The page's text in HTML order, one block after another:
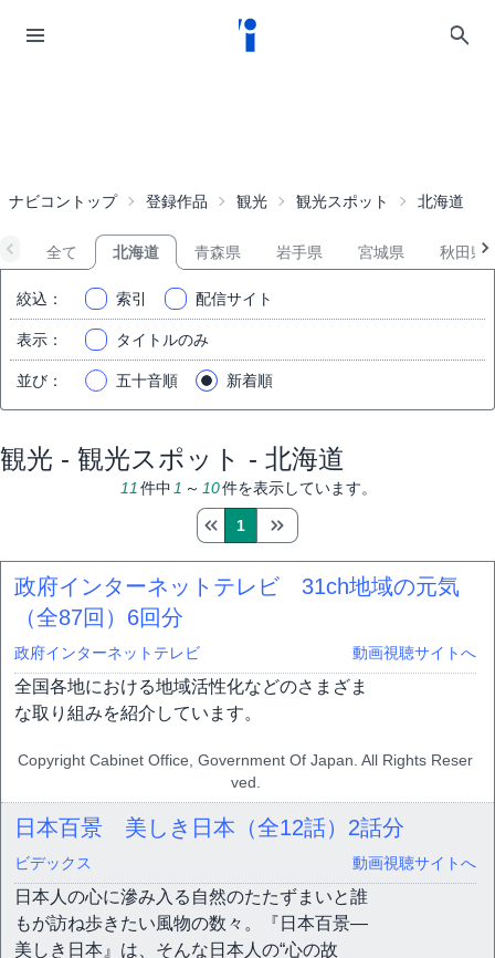
ナビコントップ 登録作品 観光 観光スポット 北海道
全て 北海道 青森県 岩手県 宮城県 秋田県
絞込 ： 索引 配信サイト
表示 ： タイトルのみ
並び ： 五十音順 新着順
観光 - 観光スポット - 北海道
11 件中 1 ～ 10件を表示しています。
1
政府インターネットテレビ 31ch地域の元気
（全87回） 6回分
政府インターネットテレビ 動画視聴サイトへ
全国各地における地域活性化などのさまざま
な取り組みを紹介しています。
Copyright Cabinet Office, Government Of Japan. All Rights Reser
ved.
日本百景 美しき日本（全12話） 2話分
ビデックス 動画視聴サイトへ
日本人の心に滲み入る自然のたたずまいと誰
もが訪ね歩きたい風物の数々。『日本百景―
美しき日本』は、そんな日本人の“心の故